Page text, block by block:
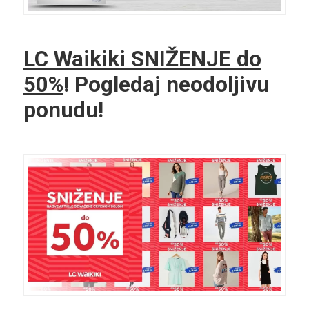
LC Waikiki SNIŽENJE do
50%! Pogledaj neodoljivu
ponudu!